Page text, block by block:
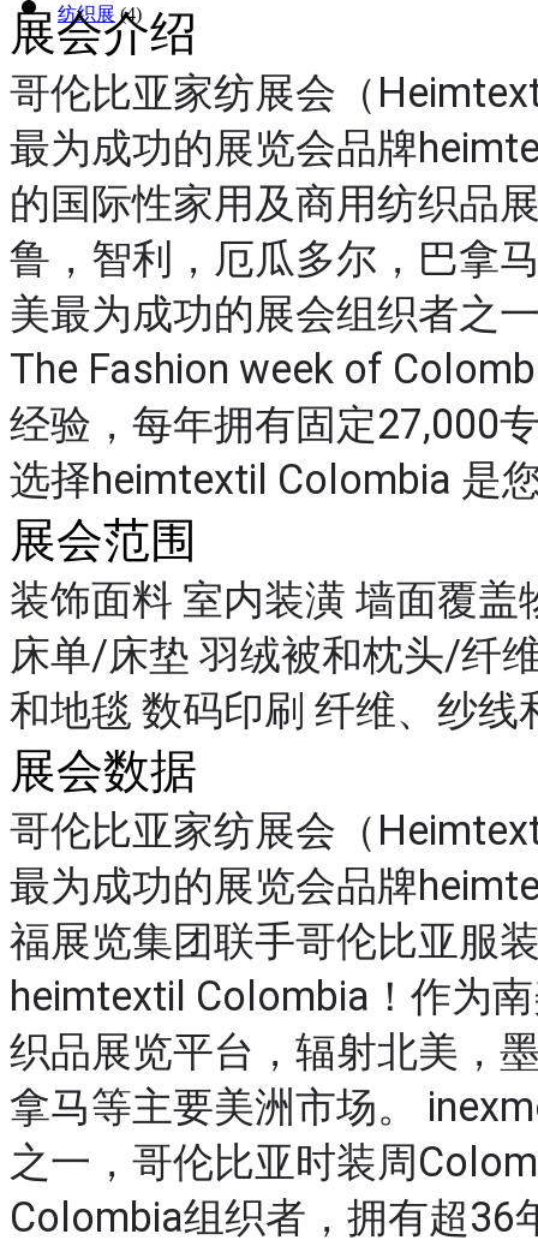
纺织展 (4)
展会介绍
哥伦比亚家纺展会（
最为成功的展览会品牌
的国际性家用及商用纺织品
鲁，智利，厄瓜多尔，巴拿
美最为成功的展会组织者之
The Fashion week of
经验，每年拥有固定27,000
选择heimtextil Colombia 是
展会范围
装饰面料 室内装潢 墙面覆
床单/床垫 羽绒被和枕头/纤
和地毯 数码印刷 纤维、纱
展会数据
哥伦比亚家纺展会（
最为成功的展览会品牌
福展览集团联手哥伦比亚服
heimtextil Colombia！作为
织品展览平台，辐射北美，
拿马等主要美洲市场。
之一，哥伦比亚时装周
Colombia组织者，拥有超36